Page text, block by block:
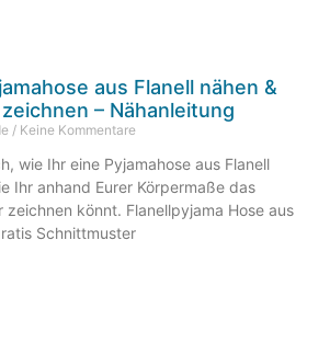
aus Flanell nähen &
– Nähanleitung
Keine Kommentare
wie Ihr eine Pyjamahose aus Flanell
Ihr anhand Eurer Körpermaße das
könnt. Flanellpyjama Hose aus
Schnittmuster